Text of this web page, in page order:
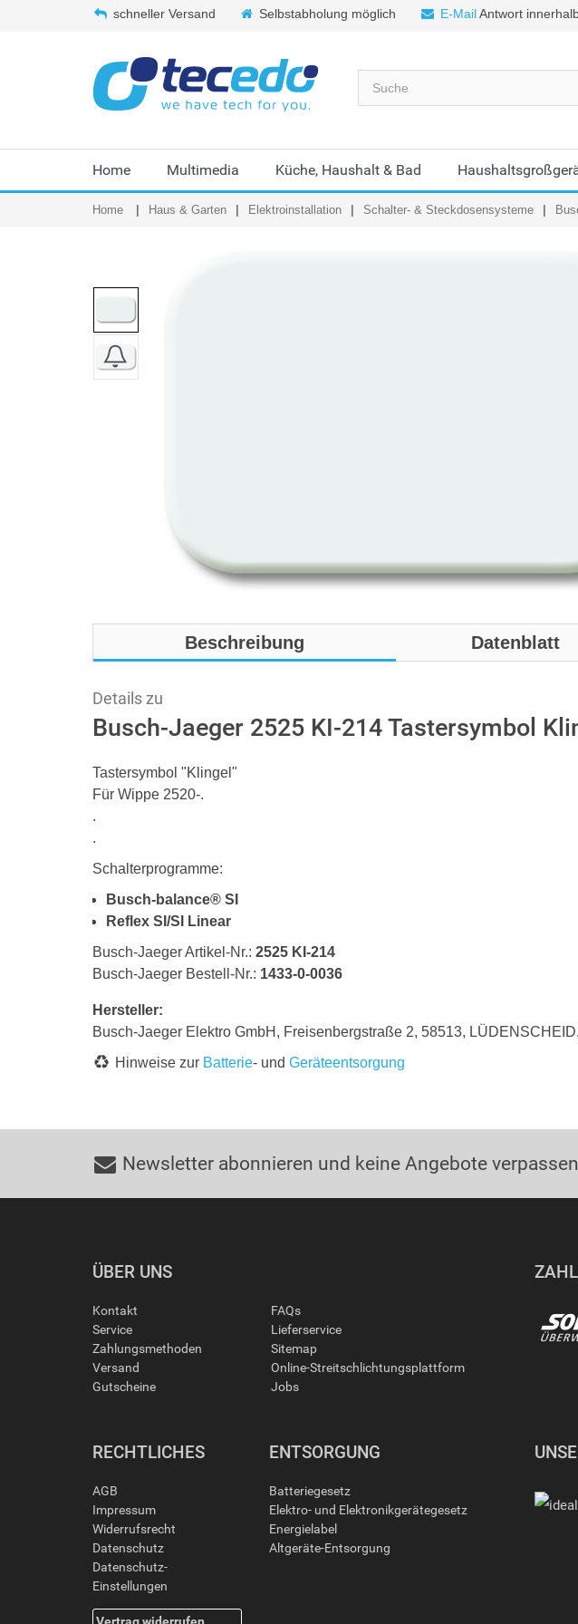
schneller Versand Selbstabholung möglich E-MailAntwort
Home Multimedia Küche, Haushalt & Bad
Home Haus & Garten Elektroinstallation Schalter- & Steckdosensysteme
Beschreibung Datenblatt
Details zu
Busch-Jaeger 2525 KI-214 Tastersymbol
Tastersymbol "Klingel"
Für Wippe 2520-.
.
.
Schalterprogramme:
Busch-balance® SI
Reflex SI/SI Linear
Busch-Jaeger Artikel-Nr.: 2525 KI-214
Busch-Jaeger Bestell-Nr.: 1433-0-0036
Hersteller:
Busch-Jaeger Elektro GmbH, Freisenbergstraße 2, 58513,
Hinweise zur Batterie- und Geräteentsorgung
Newsletter abonnieren und keine Angebote
ÜBER UNS
Kontakt
Service
Zahlungsmethoden
Versand
Gutscheine
FAQs
Lieferservice
Sitemap
Online-Streitschlichtungsplattform
Jobs
RECHTLICHES
AGB
Impressum
Widerrufsrecht
Datenschutz
Datenschutz-
Einstellungen
Vertrag widerrufen
ENTSORGUNG
Batteriegesetz
Elektro- und Elektronikgerätegesetz
Energielabel
Altgeräte-Entsorgung